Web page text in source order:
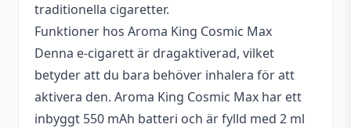
traditionella cigaretter.
Funktioner hos Aroma King Cosmic Max
Denna e-cigarett är dragaktiverad, vilket
betyder att du bara behöver inhalera för att
aktivera den. Aroma King Cosmic Max har ett
inbyggt 550 mAh batteri och är fylld med 2 ml
Smakprofil
Bär,Blandade bär
Tillverkare
Aroma King
Typ
Engångs vape